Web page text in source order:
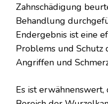
Zahnschädigung
Behandlung
Endergebnis ist eine
Problems und Schutz
Angriffen und
Es ist